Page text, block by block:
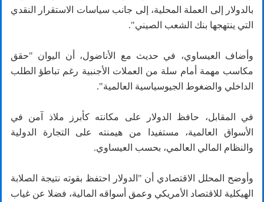
بالدولار إلى العملة المحلية، إلى جانب سياسات الاستقرار النقدي
التي ينتهجها بنك الشعب الصيني".
وأضاف العيساوي، في حديث مع الأناضول، أن اليوان "حقق
مكاسب مهمة أمام سلة من العملات الأجنبية رغم تباطؤ الطلب
الداخلي والضغوط الجيوسياسية العالمية".
في المقابل، حافظ الدولار على مكانته كأبرز ملاذ آمن في
الأسواق العالمية، مستفيدا من هيمنته على التجارة الدولية
والنظام المالي العالمي، بحسب العيساوي.
وأوضح المحلل الاقتصادي أن "الدولار احتفظ بقوته نتيجة الصلابة
الهيكلية للاقتصاد الأمريكي وعمق أسواقه المالية، فضلا عن غياب